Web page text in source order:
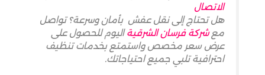
الاتصال
هل تحتاج إلى نقل عفش بأمان وسرعة؟ تواصل
مع شركة فرسان الشرقيةاليوم للحصول على
عرض سعر مخصص واستمتع بخدمات تنظيف
احترافية تلبي جميع احتياجاتك.